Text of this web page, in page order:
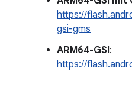
https://
gsi-gms
ARM64-GSI:
https://